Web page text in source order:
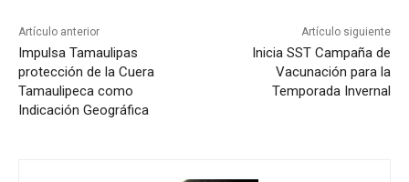
Artículo anterior
Impulsa Tamaulipas
protección de la Cuera
Tamaulipeca como
Indicación Geográfica
Artículo siguiente
Inicia SST Campaña de
Vacunación para la
Temporada Invernal